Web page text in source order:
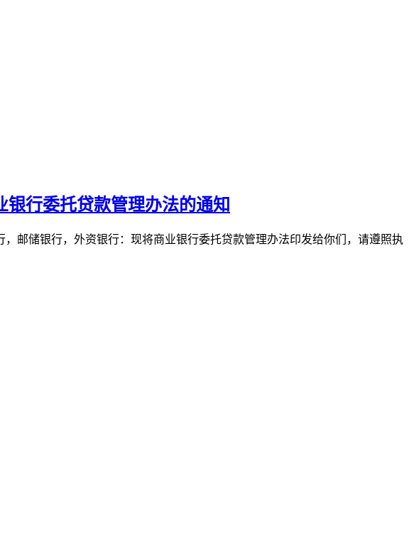
行委托贷款管理办法的通知
邮储银行，外资银行：现将商业银行委托贷款管理办法印发给你们，请遵照执